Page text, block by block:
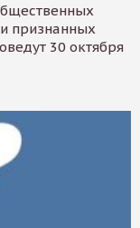
признанных
30 октября